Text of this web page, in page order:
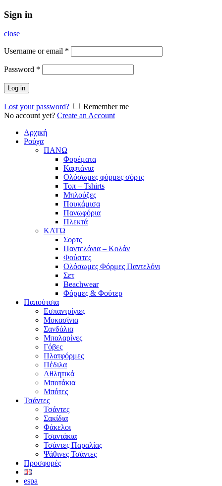
Sign in
close
Username or email *
Password *
Log in
Lost your password?
Remember me
No account yet? Create an Account
Αρχική
Ρούχα
ΠΑΝΩ
Φορέματα
Καφτάνια
Ολόσωμες φόρμες σόρτς
Τοπ – Tshirts
Μπλούζες
Πουκάμισα
Πανωφόρια
Πλεκτά
ΚΑΤΩ
Σορτς
Παντελόνια – Κολάν
Φούστες
Ολόσωμες Φόρμες Παντελόνι
Σετ
Beachwear
Φόρμες & Φούτερ
Παπούτσια
Εσπαντρίγιες
Μοκασίνια
Σανδάλια
Μπαλαρίνες
Γόβες
Πλατφόρμες
Πέδιλα
Αθλητικά
Μποτάκια
Μπότες
Τσάντες
Τσάντες
Σακίδια
Φάκελοι
Τσαντάκια
Τσάντες Παραλίας
Ψάθινες Τσάντες
Προσφορές
espa